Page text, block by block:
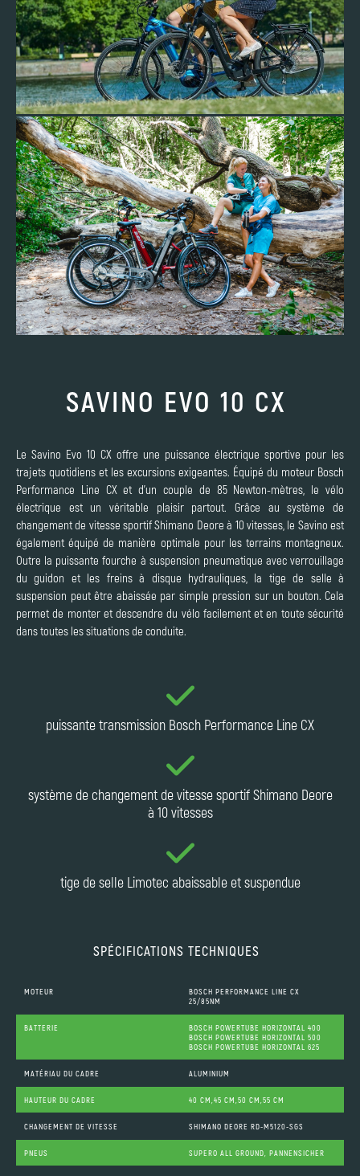
SAVINO EVO 10 CX
Le Savino Evo 10 CX offre une puissance électrique sportive pour les
trajets quotidiens et les excursions exigeantes. Équipé du moteur Bosch
Performance Line CX et d'un couple de 85 Newton-mètres, le vélo
électrique est un véritable plaisir partout. Grâce au système de
changement de vitesse sportif Shimano Deore à 10 vitesses, le Savino est
également équipé de manière optimale pour les terrains montagneux.
Outre la puissante fourche à suspension pneumatique avec verrouillage
du guidon et les freins à disque hydrauliques, la tige de selle à
suspension peut être abaissée par simple pression sur un bouton. Cela
permet de monter et descendre du vélo facilement et en toute sécurité
dans toutes les situations de conduite.
puissante transmission Bosch Performance Line CX
système de changement de vitesse sportif Shimano Deore
à 10 vitesses
tige de selle Limotec abaissable et suspendue
SPÉCIFICATIONS TECHNIQUES
MOTEUR
BOSCH PERFORMANCE LINE CX
25/85NM
BATTERIE
BOSCH POWERTUBE HORIZONTAL 400
BOSCH POWERTUBE HORIZONTAL 500
BOSCH POWERTUBE HORIZONTAL 625
MATÉRIAU DU CADRE ALUMINIUM
HAUTEUR DU CADRE 40 CM,45 CM,50 CM,55 CM
CHANGEMENT DE VITESSE SHIMANO DEORE RD-M5120-SGS
PNEUS SUPERO ALL GROUND, PANNENSICHER